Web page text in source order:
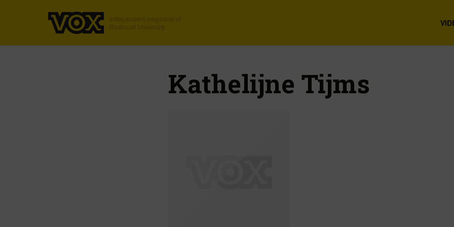
Kathelijne Tijms